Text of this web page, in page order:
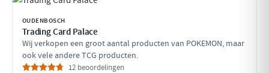
OUDENBOSCH
Trading Card Palace
Wij verkopen een groot aantal producten van POKEMON, maar
ook vele andere TCG producten.
12 beoordelingen